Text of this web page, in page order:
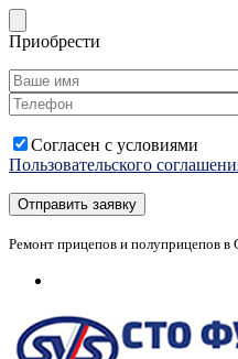
Приобрести
Согласен с условиями
Пользовательского
Ремонт прицепов и полуприцепов в